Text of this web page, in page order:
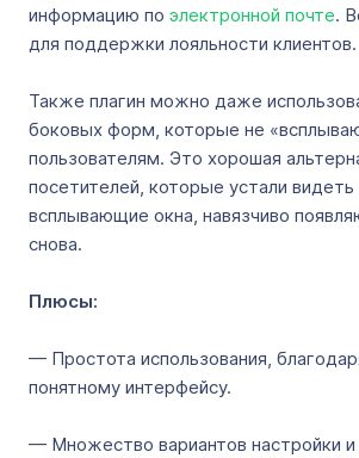
информацию по электронной почте.
для поддержки лояльности клиентов.
Также плагин можно даже
боковых форм, которые не
пользователям. Это хорошая
посетителей, которые устали
всплывающие окна, навязчиво
снова.
Плюсы:
— Простота использования,
понятному интерфейсу.
— Множество вариантов настройки и